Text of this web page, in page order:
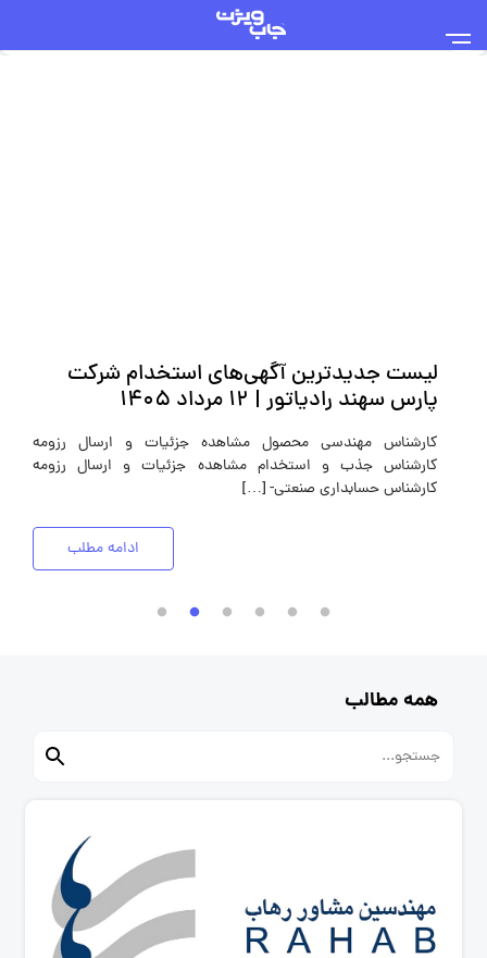
لیست جدیدترین آگهی‌های استخدام شرکت
پارس سهند رادیاتور | ۱۲ مرداد ۱۴۰۵
کارشناس مهندسی محصول مشاهده جزئیات و ارسال رزومه
کارشناس جذب و استخدام مشاهده جزئیات و ارسال رزومه
کارشناس حسابداری صنعتی- […]
ادامه مطلب
همه مطالب